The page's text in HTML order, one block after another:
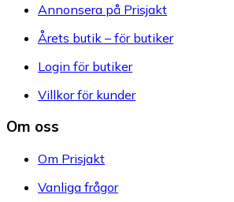
Annonsera på Prisjakt
Årets butik – för butiker
Login för butiker
Villkor för kunder
Om oss
Om Prisjakt
Vanliga frågor